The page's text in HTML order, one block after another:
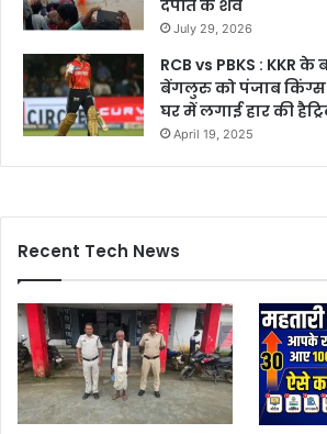
दंपति के शव
July 29, 2026
RCB vs PBKS : KKR
बेंगलुरु को पंजाब किंग्स
घर में लगाई हार की
April 19, 2025
Recent Tech News